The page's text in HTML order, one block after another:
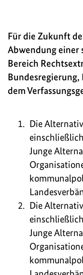
Für die Zukunft
Abwendung einer
Bereich
Bundesregierung,
dem
Die
Junge
Die
Junge